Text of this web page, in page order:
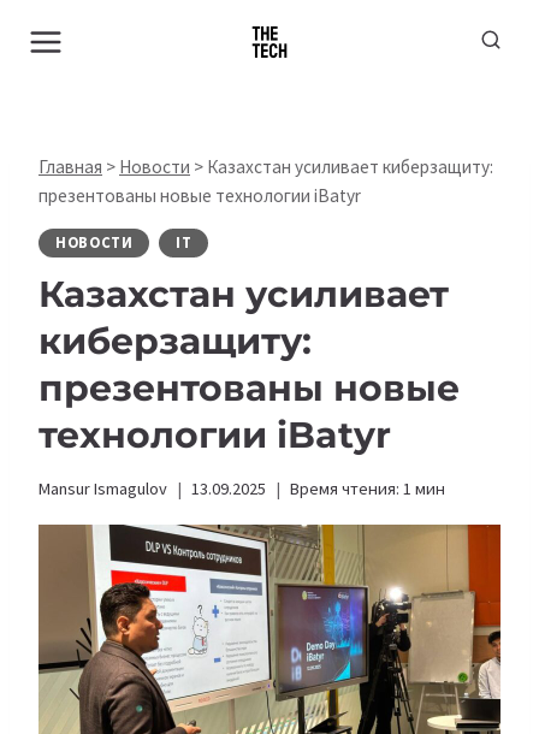
Главная > Новости > Казахстан усиливает киберзащиту:
презентованы новые технологии iBatyr
НОВОСТИ IT
Казахстан усиливает
киберзащиту:
презентованы новые
технологии iBatyr
Mansur Ismagulov 13.09.2025 Время чтения: 1 мин